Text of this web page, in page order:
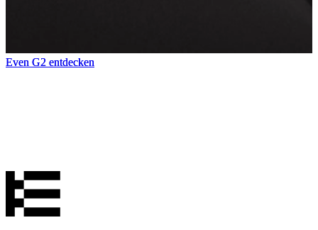
Even G2 entdecken
Even G2 entdecken